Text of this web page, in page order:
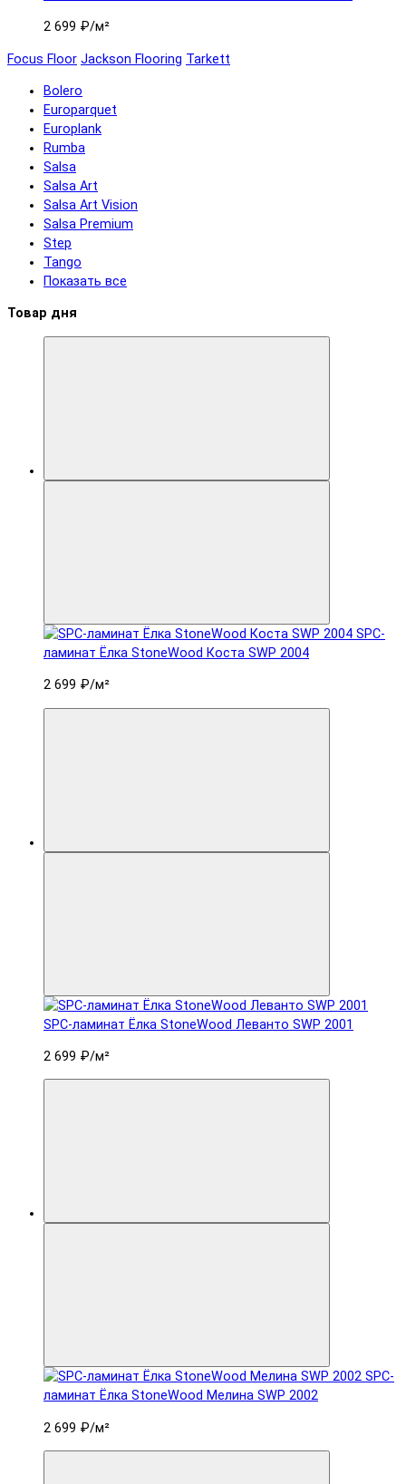
2 699 ₽/м²
Focus Floor Jackson Flooring Tarkett
Bolero
Europarquet
Europlank
Rumba
Salsa
Salsa Art
Salsa Art Vision
Salsa Premium
Step
Tango
Показать все
Товар дня
SPC-
ламинат Ëлка StoneWood Коста SWP 2004
2 699 ₽/м²
SPC-ламинат Ëлка StoneWood Леванто SWP 2001
2 699 ₽/м²
SPC-
ламинат Ëлка StoneWood Мелина SWP 2002
2 699 ₽/м²